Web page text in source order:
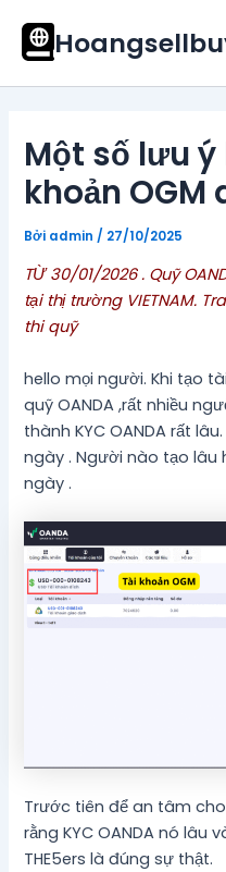
dung
Một số lưu
khoản OGM
Bởi admin / 27/10/2025
TỪ 30/01/2026 . Quỹ
tại thị trường VIETNAM.
thi quỹ
hello mọi người. Khi tạo
quỹ OANDA ,rất nhiều
thành KYC OANDA rất
ngày . Người nào tạo lâu
ngày .
Trước tiên để an tâm
rằng KYC OANDA nó lâu
THE5ers là đúng sự thật.